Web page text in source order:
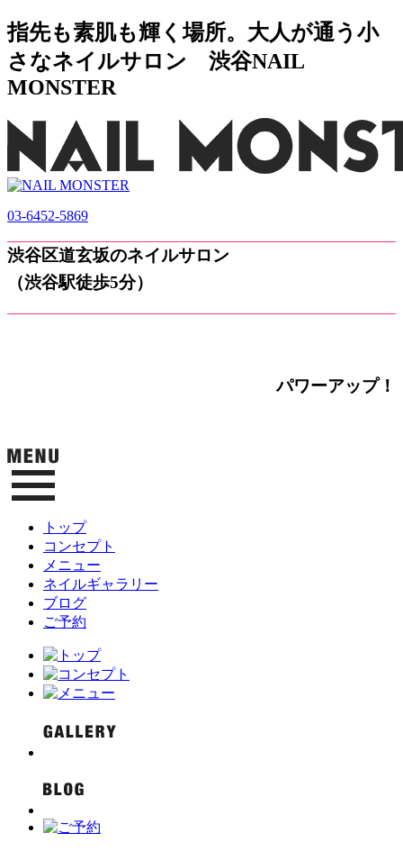
指先も素肌も輝く場所。大人が通う小
さなネイルサロン 渋谷NAIL
MONSTER
03-6452-5869
渋谷区道玄坂のネイルサロン
（渋谷駅徒歩5分）
パワーアップ！
トップ
コンセプト
メニュー
ネイルギャラリー
ブログ
ご予約